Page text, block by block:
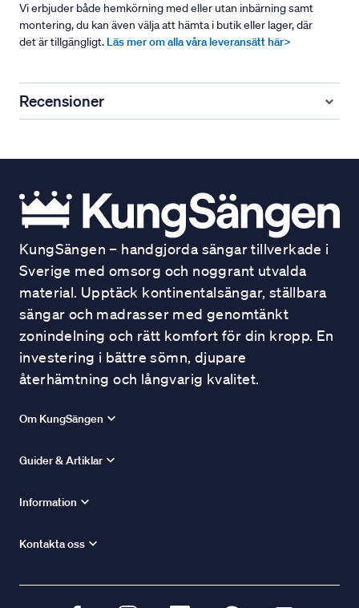
Vi erbjuder både hemkörning med eller utan inbärning samt
montering, du kan även välja att hämta i butik eller lager, där
det är tillgängligt. Läs mer om alla våra leveransätt här>
Recensioner
KungSängen – handgjorda sängar tillverkade i
Sverige med omsorg och noggrant utvalda
material. Upptäck kontinentalsängar, ställbara
sängar och madrasser med genomtänkt
zonindelning och rätt komfort för din kropp. En
investering i bättre sömn, djupare
återhämtning och långvarig kvalitet.
Om KungSängen
Guider & Artiklar
Information
Kontakta oss